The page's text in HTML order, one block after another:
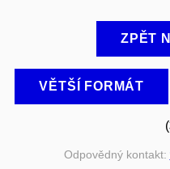
ZPĚT
VĚTŠÍ FORMÁT
(
Odpovědný kontakt: